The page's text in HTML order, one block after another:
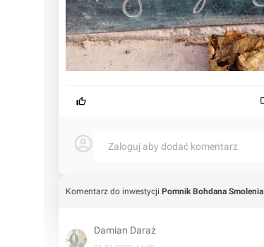
Zaloguj aby dodać komentarz
Komentarz do inwestycji Pomnik Bohdana Smolenia
Damian Daraż